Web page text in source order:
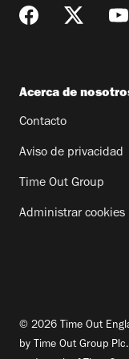
Acerca de
Contacto
Aviso de privacidad
Time Out Group
Administrar cookies
© 2026 Time Out
by Time Out Group